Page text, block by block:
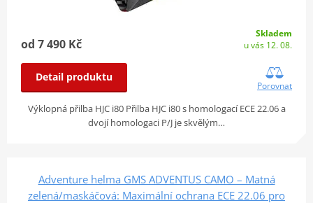
od 7 490 Kč
Skladem
u vás 12. 08.
Detail produktu
Porovnat
Výklopná přilba HJC i80 Přilba HJC i80 s homologací ECE 22.06 a
dvojí homologaci P/J je skvělým…
Adventure helma GMS ADVENTUS CAMO – Matná
zelená/maskáčová: Maximální ochrana ECE 22.06 pro